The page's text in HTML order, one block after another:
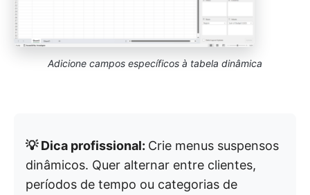
Adicione campos específicos à tabela dinâmica
💡 Dica profissional: Crie menus suspensos
dinâmicos. Quer alternar entre clientes,
períodos de tempo ou categorias de